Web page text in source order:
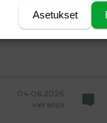
Lähetä vastaus
04.06.2026
vierailija
Asetukset